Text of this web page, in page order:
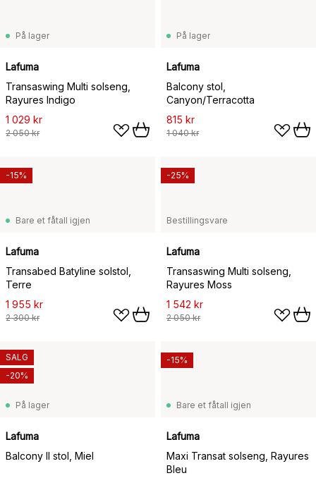
På lager
Lafuma
Transaswing Multi solseng,
Rayures Indigo
1 029 kr
2 050 kr
På lager
Lafuma
Balcony stol,
Canyon/Terracotta
815 kr
1 040 kr
Bare et fåtall igjen
Lafuma
Transabed Batyline solstol,
Terre
1 955 kr
2 300 kr
-15%
Bestillingsvare
Lafuma
Transaswing Multi solseng,
Rayures Moss
1 542 kr
2 050 kr
-25%
På lager
Lafuma
Balcony II stol, Miel
SALG
-20%
Bare et fåtall igjen
Lafuma
Maxi Transat solseng, Rayures
Bleu
-15%